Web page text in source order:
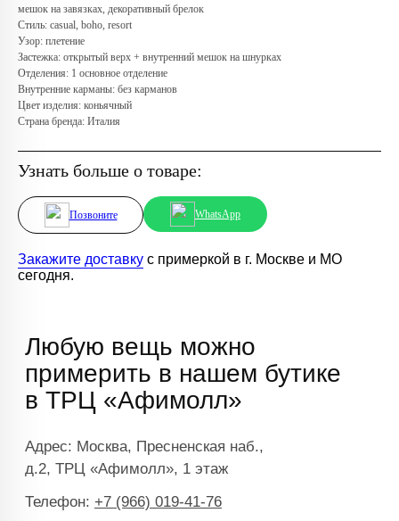
мешок на завязках, декоративный брелок
Стиль: casual, boho, resort
Узор: плетение
Застежка: открытый верх + внутренний мешок на шнурках
Отделения: 1 основное отделение
Внутренние карманы: без карманов
Цвет изделия: коньячный
Страна бренда: Италия
Узнать больше о товаре:
Позвоните WhatsApp
Закажите доставку с примеркой в г. Москве и МО
сегодня.
Адрес:Москва, Пресненская наб.,
д.2, ТРЦ «Афимолл», 1 этаж
Телефон:
+7 (966) 019-41-76